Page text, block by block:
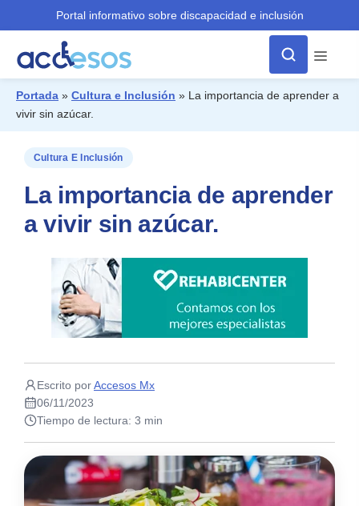
Portal informativo sobre discapacidad e inclusión
Menú
¿Qué buscas?
Portada » Cultura e Inclusión » La importancia de aprender a
vivir sin azúcar.
Cultura E Inclusión
La importancia de aprender
a vivir sin azúcar.
Escrito porAccesos Mx
06/11/2023
Tiempo de lectura: 3 min